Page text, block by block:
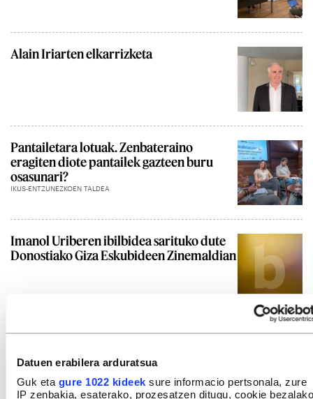
Datuen erabilera arduratsua
Guk eta gure 1022 kideek sure informacio pertsonala, zure
IP zenbakia, esaterako, prozesatzen ditugu, cookie bezalako
Alain Iriarten elkarrizketa
Pantailetara lotuak. Zenbateraino
eragiten diote pantailek gazteen buru
osasunari?
IKUS-ENTZUNEZKOEN TALDEA
Imanol Uriberen ibilbidea sarituko dute
Donostiako Giza Eskubideen Zinemaldian
Gehiago ikusi